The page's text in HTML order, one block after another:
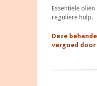
Essentiële
reguliere hulp.
Deze
vergoed